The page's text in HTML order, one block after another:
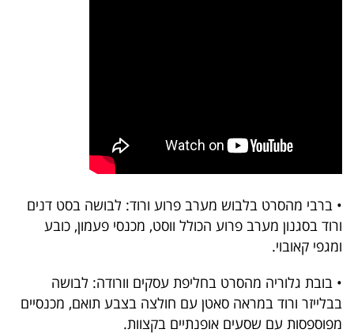
• ברבי מהסרט בלבוש מערב פרוע ורוד: לבושה בסט דנים
ורוד בסגנון מערב פרוע הכולל ווסט, מכנסי פעמון, כובע
ומגפי קאובוי.
• בובת גלוריה מהסרט בחליפת עסקים וורודה: לבושה
בבלייזר ורוד במראה סאטן עם חולצה בצבע תואם, מכנסיים
מפוספסות עם שסעים אופנתיים בקצוות.